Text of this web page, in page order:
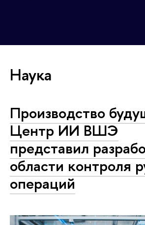
Наука
Производство
Центр ИИ ВШЭ
представил
области контроля
операций